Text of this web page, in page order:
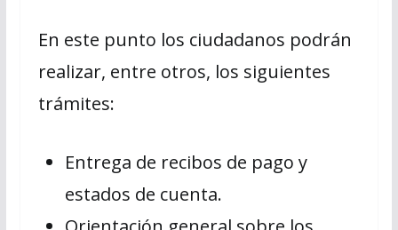
En este punto los ciudadanos podrán
realizar, entre otros, los siguientes
trámites:
Entrega de recibos de pago y
estados de cuenta.